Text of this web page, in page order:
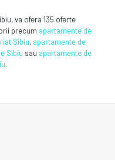
va ofera 135 oferte
precum apartamente de
Sibiu, apartamente de
Sibiu sau apartamente de
.